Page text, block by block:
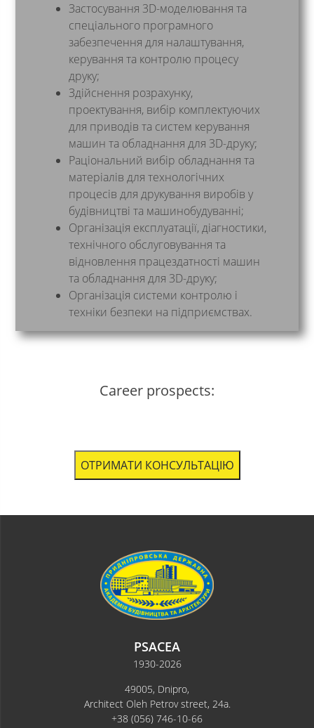
Застосування 3D-моделювання та
спеціального програмного
забезпечення для налаштування,
керування та контролю процесу
друку;
Здійснення розрахунку,
проектування, вибір комплектуючих
для приводів та систем керування
машин та обладнання для 3D-друку;
Раціональний вибір обладнання та
матеріалів для технологічних
процесів для друкування виробів у
будівництві та машинобудуванні;
Організація експлуатації, діагностики,
технічного обслуговування та
відновлення працездатності машин
та обладнання для 3D-друку;
Організація системи контролю і
техніки безпеки на підприємствах.
Career prospects:
ОТРИМАТИ КОНСУЛЬТАЦІЮ
PSACEA
1930-2026
49005, Dnipro,
Architect Oleh Petrov street, 24a.
+38 (056) 746-10-66